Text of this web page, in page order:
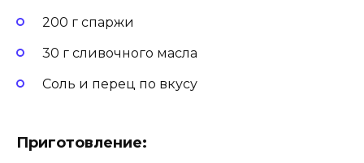
200 г спаржи
30 г сливочного масла
Соль и перец по вкусу
Приготовление: